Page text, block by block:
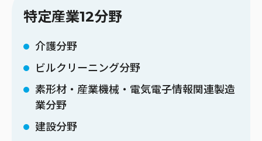
特定産業12分野
介護分野
ビルクリーニング分野
素形材・産業機械・電気電子情報関連製造
業分野
建設分野